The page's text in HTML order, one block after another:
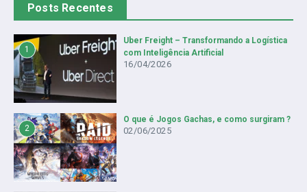
Posts Recentes
1
Uber Freight – Transformando a Logística
com Inteligência Artificial
16/04/2026
2
O que é Jogos Gachas, e como surgiram ?
02/06/2025